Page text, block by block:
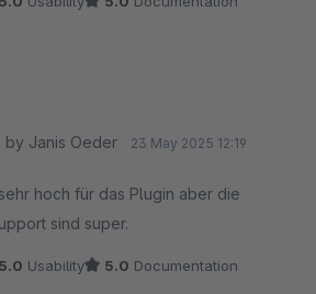
Telefon war einfach nur super
by Janis Oeder 23 May 2025 12:19
hoch für das Plugin aber die
sind super.
5.0 Usability 5.0 Documentation